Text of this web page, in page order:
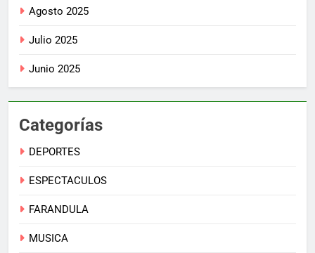
Agosto 2025
Julio 2025
Junio 2025
Categorías
DEPORTES
ESPECTACULOS
FARANDULA
MUSICA